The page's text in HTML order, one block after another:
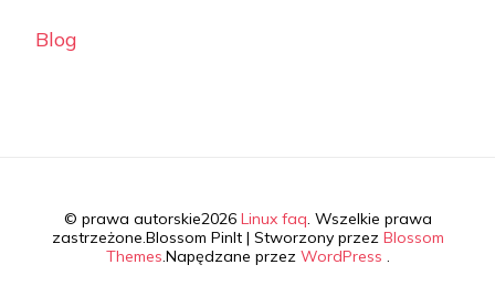
Blog
© prawa autorskie2026 Linux faq. Wszelkie prawa
zastrzeżone.Blossom PinIt | Stworzony przez Blossom
Themes.Napędzane przez WordPress .